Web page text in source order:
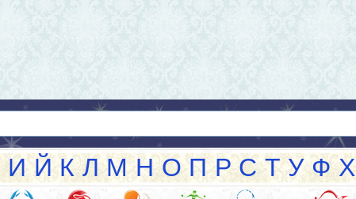
И Й К Л М Н О П Р С Т У Ф Х